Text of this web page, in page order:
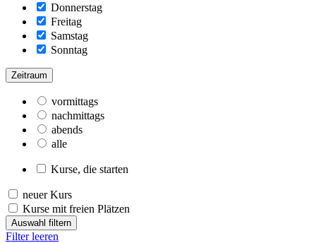
Donnerstag
Freitag
Samstag
Sonntag
Zeitraum
vormittags
nachmittags
abends
alle
Kurse, die starten
neuer Kurs
Kurse mit freien Plätzen
Auswahl filtern
Filter leeren